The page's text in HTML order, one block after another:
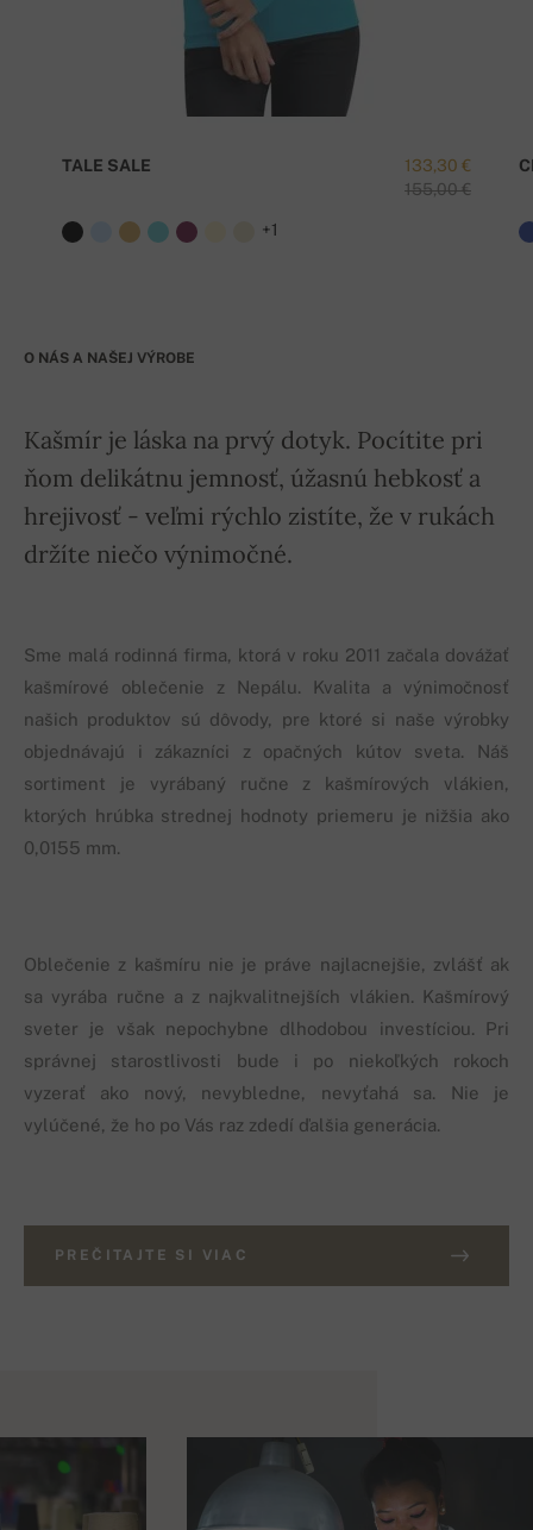
133,30 €
155,00 €
TALE SALE
+1
O NÁS A NAŠEJ VÝROBE
Kašmír je láska na prvý dotyk. Pocítite pri
ňom delikátnu jemnosť, úžasnú hebkosť a
hrejivosť - veľmi rýchlo zistíte, že v rukách
držíte niečo výnimočné.
Sme malá rodinná firma, ktorá v roku 2011 začala dovážať
kašmírové oblečenie z Nepálu. Kvalita a výnimočnosť
našich produktov sú dôvody, pre ktoré si naše výrobky
objednávajú i zákazníci z opačných kútov sveta. Náš
sortiment je vyrábaný ručne z kašmírových vlákien,
ktorých hrúbka strednej hodnoty priemeru je nižšia ako
0,0155 mm.
Oblečenie z kašmíru nie je práve najlacnejšie, zvlášť ak
sa vyrába ručne a z najkvalitnejších vlákien. Kašmírový
sveter je však nepochybne dlhodobou investíciou. Pri
správnej starostlivosti bude i po niekoľkých rokoch
vyzerať ako nový, nevybledne, nevyťahá sa. Nie je
vylúčené, že ho po Vás raz zdedí ďalšia generácia.
PREČITAJTE SI VIAC